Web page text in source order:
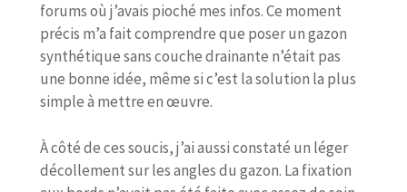
forums où j’avais pioché mes infos. Ce moment
précis m’a fait comprendre que poser un gazon
synthétique sans couche drainante n’était pas
une bonne idée, même si c’est la solution la plus
simple à mettre en œuvre.
À côté de ces soucis, j’ai aussi constaté un léger
décollement sur les angles du gazon. La fixation